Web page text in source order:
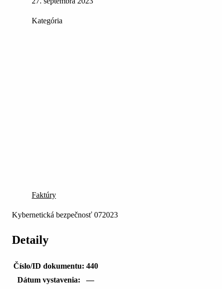
Kategória
Faktúry
Kybernetická bezpečnosť 072023
Detaily
Číslo/ID dokumentu: 440
Dátum vystavenia:
—